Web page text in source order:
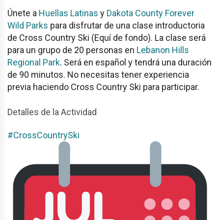
Únete a Huellas Latinas y Dakota County Forever
Wild Parks para disfrutar de una clase introductoria
de Cross Country Ski (Equí de fondo). La clase será
para un grupo de 20 personas en Lebanon Hills
Regional Park. Será en español y tendrá una duración
de 90 minutos. No necesitas tener experiencia
previa haciendo Cross Country Ski para participar.
Detalles de la Actividad
#CrossCountrySki